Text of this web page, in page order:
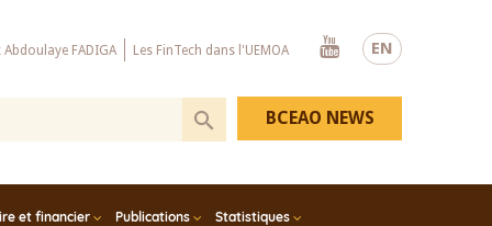
EN
Abdoulaye FADIGA Les FinTech dans l'UEMOA
Youtube
et financier Publications Statistiques
BCEAO NEWS